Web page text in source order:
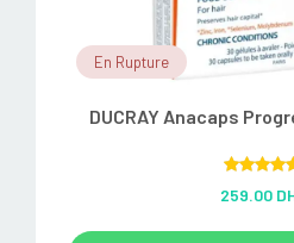
En Rupture
DUCRAY Anacaps
out of
259.00